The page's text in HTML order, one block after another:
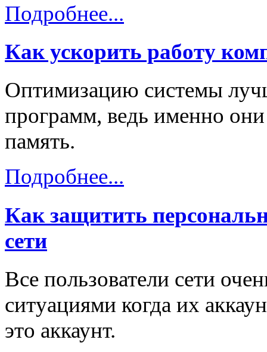
Подробнее...
Как ускорить работу
Оптимизацию системы
программ, ведь именно
память.
Подробнее...
Как защитить
сети
Все пользователи сети
ситуациями когда их
это аккаунт.